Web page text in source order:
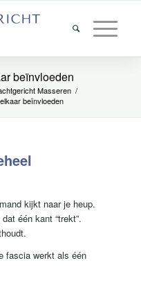
beïnvloeden
Masseren /
beïnvloeden
kijkt naar je heup.
één kant “trekt”.
fascia werkt als één